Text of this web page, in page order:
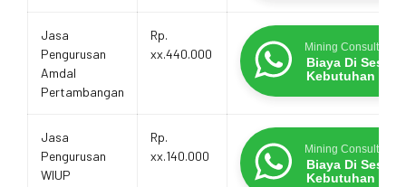
Jasa
Pengurusan
Amdal
Pertambangan
Rp.
xx.440.000
Mining Consultants
Biaya Di
Kebutuhan
Jasa
Pengurusan
WIUP
Rp.
xx.140.000
Mining Consultants
Biaya Di
Kebutuhan